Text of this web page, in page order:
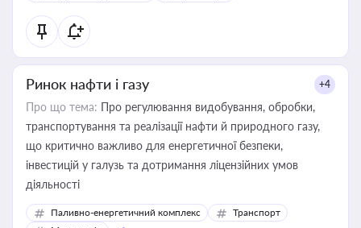
Ринок нафти і газу +4
Про що тема: Про регулювання видобування, обробки,
транспортування та реалізації нафти й природного газу,
що критично важливо для енергетичної безпеки,
інвестицій у галузь та дотримання ліцензійних умов
діяльності
Паливно-енергетичний комплекс
Транспорт